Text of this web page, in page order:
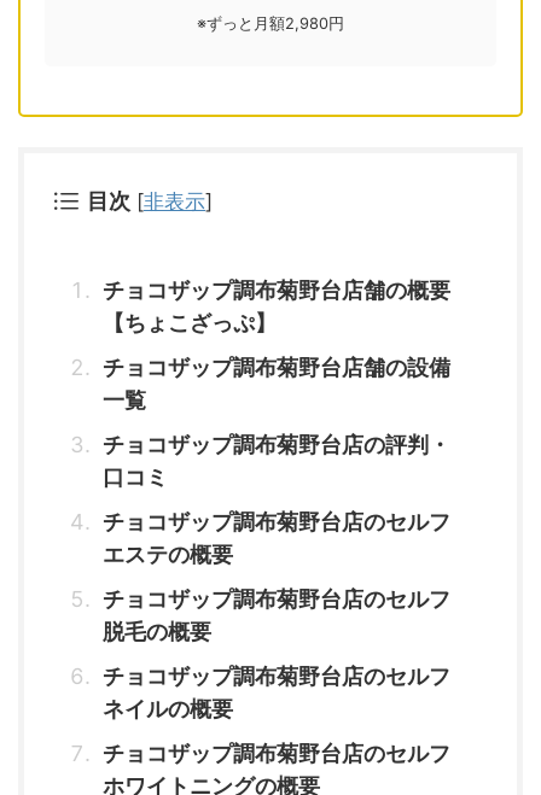
※ずっと月額2,980円
目次 [非表示]
チョコザップ調布菊野台店舗の概要
【ちょこざっぷ】
チョコザップ調布菊野台店舗の設備
一覧
チョコザップ調布菊野台店の評判・
口コミ
チョコザップ調布菊野台店のセルフ
エステの概要
チョコザップ調布菊野台店のセルフ
脱毛の概要
チョコザップ調布菊野台店のセルフ
ネイルの概要
チョコザップ調布菊野台店のセルフ
ホワイトニングの概要